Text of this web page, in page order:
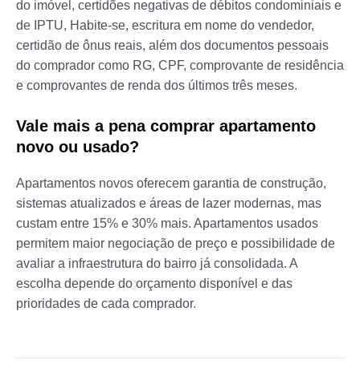
do imóvel, certidões negativas de débitos condominiais e
de IPTU, Habite-se, escritura em nome do vendedor,
certidão de ônus reais, além dos documentos pessoais
do comprador como RG, CPF, comprovante de residência
e comprovantes de renda dos últimos três meses.
Vale mais a pena comprar apartamento
novo ou usado?
Apartamentos novos oferecem garantia de construção,
sistemas atualizados e áreas de lazer modernas, mas
custam entre 15% e 30% mais. Apartamentos usados
permitem maior negociação de preço e possibilidade de
avaliar a infraestrutura do bairro já consolidada. A
escolha depende do orçamento disponível e das
prioridades de cada comprador.